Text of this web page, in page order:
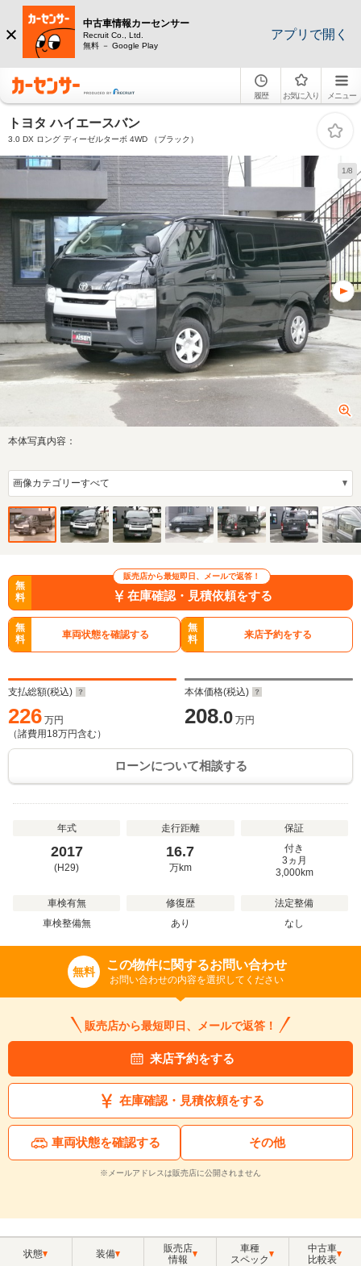
中古車情報カーセンサー
Recruit Co., Ltd.
無料 － Google Play
アプリで開く
履歴 お気に入り メニュー
トヨタ ハイエースバン
3.0 DX ロング ディーゼルターボ 4WD （ブラック）
1/8
本体写真内容：
販売店から最短即日、メールで返答！
無
料
在庫確認・見積依頼をする
無
料
車両状態を確認する
無
料
来店予約をする
支払総額(税込)
226 万円
（諸費用 18万円含む）
本体価格(税込)
208.0 万円
ローンについて相談する
年式
2017
(H29)
走行距離
16.7
万km
保証
付き
3ヵ月
3,000km
車検有無
車検整備無
修復歴
あり
法定整備
なし
無料 この物件に関するお問い合わせ
お問い合わせの内容を選択してください
販売店から最短即日、メールで返答！
来店予約をする
在庫確認・見積依頼をする
車両状態を確認する その他
※メールアドレスは販売店に公開されません
状態 装備
販売店
情報
車種
スペック
中古車
比較表